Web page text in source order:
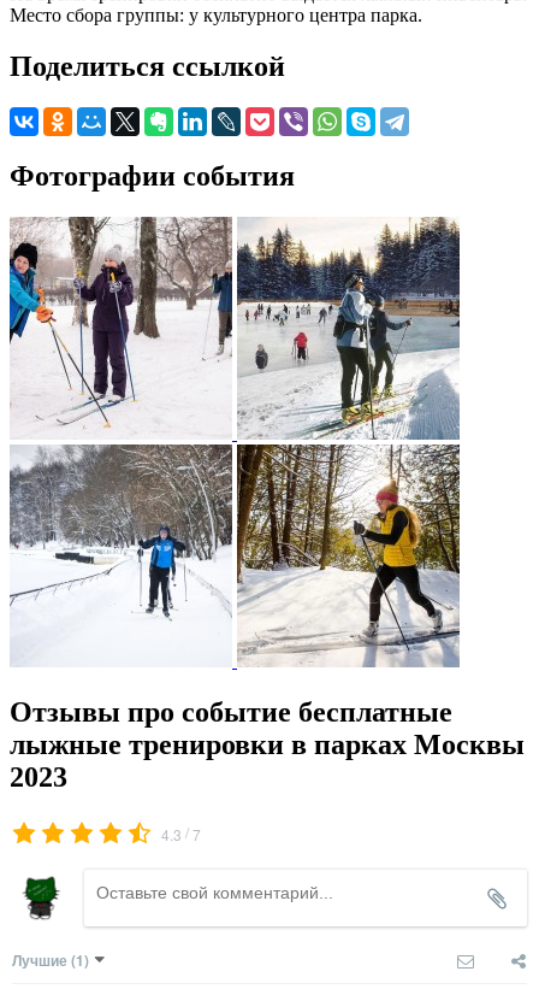
Место сбора группы: у культурного центра парка.
Поделиться ссылкой
Фотографии события
Отзывы про событие бесплатные
лыжные тренировки в парках Москвы
2023
4.3 /7
Лучшие (1)